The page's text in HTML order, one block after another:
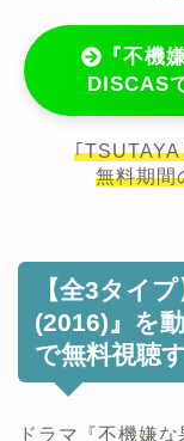
『不機
DISCAS
｢
無料期間
【全3タイ
(2016)』を
で無料視聴
ドラマ『不機嫌